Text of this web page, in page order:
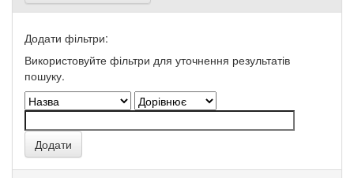
Додати фільтри:
Використовуйте фільтри для уточнення результатів
пошуку.